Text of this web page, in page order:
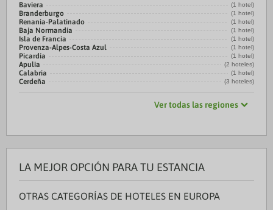
Baviera (1 hotel)
Branderburgo (1 hotel)
Renania-Palatinado (1 hotel)
Baja Normandía (1 hotel)
Isla de Francia (1 hotel)
Provenza-Alpes-Costa Azul (1 hotel)
Picardía (1 hotel)
Apulia (2 hoteles)
Calabria (1 hotel)
Cerdeña (3 hoteles)
Ver todas las regiones
LA MEJOR OPCIÓN PARA TU ESTANCIA
OTRAS CATEGORÍAS DE HOTELES EN EUROPA